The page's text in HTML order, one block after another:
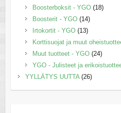
Boosterboksit - YGO (18)
Boosterit - YGO (14)
Irtokortit - YGO (13)
Korttisuojat ja muut
Muut tuotteet - YGO (24)
YGO - Julisteet ja
YYLLÄTYS UUTTA (26)